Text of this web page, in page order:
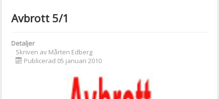
Avbrott 5/1
Detaljer
Skriven av Mårten Edberg
Publicerad 05 januari 2010